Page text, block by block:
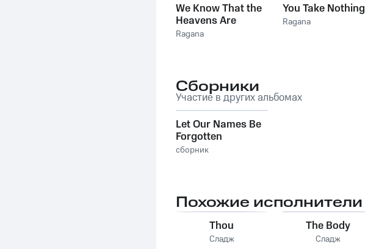
We Know That the
Heavens Are
Empty
Ragana
You Take Nothing
Ragana
Сборники
Участие в других альбомах
Let Our Names Be
Forgotten
сборник
Похожие исполнители
Thou
Сладж
The Body
Сладж